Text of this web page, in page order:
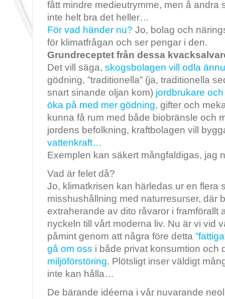
fått mindre medieutrymme, men å andra
inte helt bra det heller…
För vad händer nu? Jo, bolag och
för klimatfrågan och ser pengar i den.
Grundreceptet från dessa
Det vill säga, skogsbolagen vill odla
gödning, ”traditionella” (ja, traditionella
snart sinande oljan kom) jordbrukare
öka på med mer gödning, gifter och
kunna få rum med både biobränsle och
jordens befolkning, kraftbolagen vill
vattenkraft…
Exemplen kan säkert mångfaldigas, jag
Vad är felet då?
Jo, klimatkrisen kan härledas ur en flera
misshushållning med naturresurser, där
extraherande av dito råvaror i framförallt
nyckeln till vårt moderna liv. Nu är vi vid
påmint genom att några före detta
gå om oss i både privat konsumtion och
miljöförstöring. Plötsligt inser väldigt
inte kan hålla…
De bärande idéerna i vår nuvarande